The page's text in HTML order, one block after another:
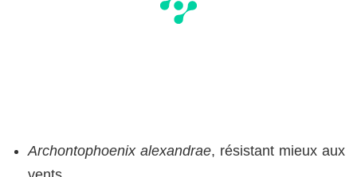
Archontophoenix alexandrae, résistant mieux aux